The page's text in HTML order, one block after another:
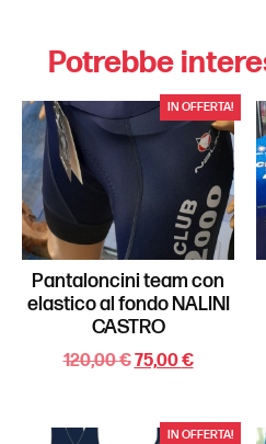
Potrebbe
IN OFFERTA!
Pantaloncini team con
elastico al fondo NALINI
CASTRO
120,00€75,00€
IN OFFERTA!